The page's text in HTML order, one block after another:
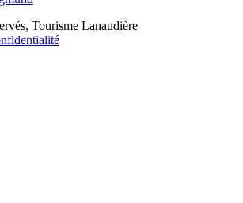
Tourisme Lanaudière